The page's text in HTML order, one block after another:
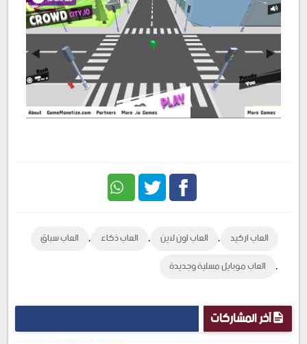
العاب اركيد , العاب اون لاين , العاب ذكاء , العاب سباق
, العاب موبايل مسلية وجديدة
آخر المشاركات